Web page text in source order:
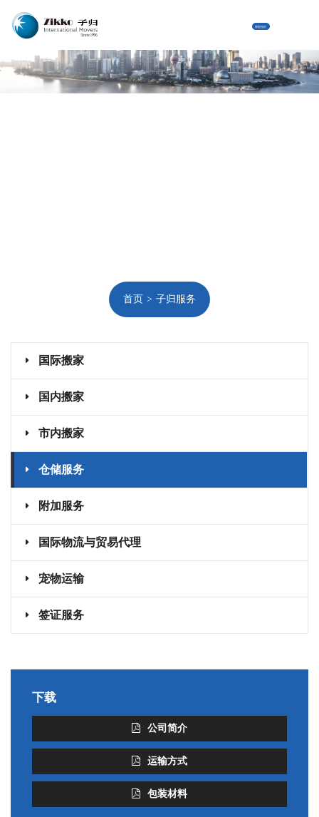
获取报价
首页 子归服务
国际搬家
国内搬家
市内搬家
仓储服务
附加服务
国际物流与贸易代理
宠物运输
签证服务
下载
公司简介
运输方式
包装材料